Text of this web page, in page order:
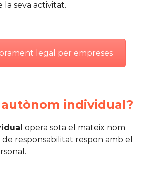
seva activitat.
legal per empreses
autònom individual?
opera sota el mateix nom
de responsabilitat respon amb el